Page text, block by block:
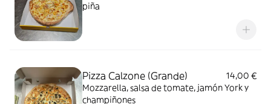
piña
Pizza Calzone (Grande)
14,00 €
Mozzarella, salsa de tomate, jamón York y
champiñones